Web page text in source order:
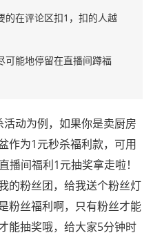
在评论区扣1，扣的人越
能地停留在直播间蹲福
动为例，如果你是卖厨房
作为1元秒杀福利款，可用
播间福利1元抽奖拿走啦！
的粉丝团，给我送个粉丝灯
粉丝福利啊，只有粉丝才能
能抽奖哦，给大家5分钟时